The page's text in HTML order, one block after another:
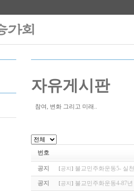
자유게시판
참여, 변화 그리고 미래..
번호
공지 [공지 ] 불교민주화운동5- 실
공지 [공지 ] 불교민주화운동4-87